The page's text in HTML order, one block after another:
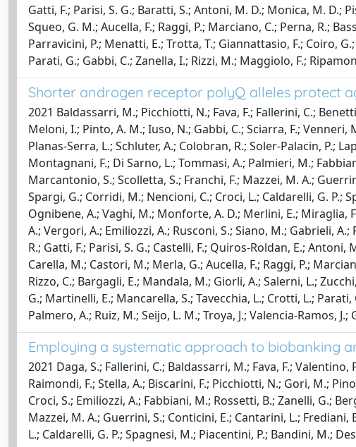
Gatti, F.; Parisi, S. G.; Baratti, S.; Antoni, M. D.; Monica, M. D.;
Squeo, G. M.; Aucella, F.; Raggi, P.; Marciano, C.; Perna, R.;
Parravicini, P.; Menatti, E.; Trotta, T.; Giannattasio, F.; Coiro,
Parati, G.; Gabbi, C.; Zanella, I.; Rizzi, M.; Maggiolo, F.;
Shorter androgen receptor polyQ alleles protect
2021 Baldassarri, M.; Picchiotti, N.; Fava, F.; Fallerini, C.;
Meloni, I.; Pinto, A. M.; Iuso, N.; Gabbi, C.; Sciarra, F.;
Planas-Serra, L.; Schluter, A.; Colobran, R.; Soler-Palacin, P.;
Montagnani, F.; Di Sarno, L.; Tommasi, A.; Palmieri, M.;
Marcantonio, S.; Scolletta, S.; Franchi, F.; Mazzei, M. A.;
Spargi, G.; Corridi, M.; Nencioni, C.; Croci, L.; Caldarelli, G. P.;
Ognibene, A.; Vaghi, M.; Monforte, A. D.; Merlini, E.; Miraglia,
A.; Vergori, A.; Emiliozzi, A.; Rusconi, S.; Siano, M.; Gabrieli,
R.; Gatti, F.; Parisi, S. G.; Castelli, F.; Quiros-Roldan, E.;
Carella, M.; Castori, M.; Merla, G.; Aucella, F.; Raggi, P.;
Rizzo, C.; Bargagli, E.; Mandala, M.; Giorli, A.; Salerni, L.;
G.; Martinelli, E.; Mancarella, S.; Tavecchia, L.; Crotti, L.;
Palmero, A.; Ruiz, M.; Seijo, L. M.; Troya, J.; Valencia-Ramos, J.;
Employing a systematic approach to biobanking
2021 Daga, S.; Fallerini, C.; Baldassarri, M.; Fava, F.;
Raimondi, F.; Stella, A.; Biscarini, F.; Picchiotti, N.; Gori, M.;
Croci, S.; Emiliozzi, A.; Fabbiani, M.; Rossetti, B.; Zanelli, G.;
Mazzei, M. A.; Guerrini, S.; Conticini, E.; Cantarini, L.;
L.; Caldarelli, G. P.; Spagnesi, M.; Piacentini, P.; Bandini, M.;